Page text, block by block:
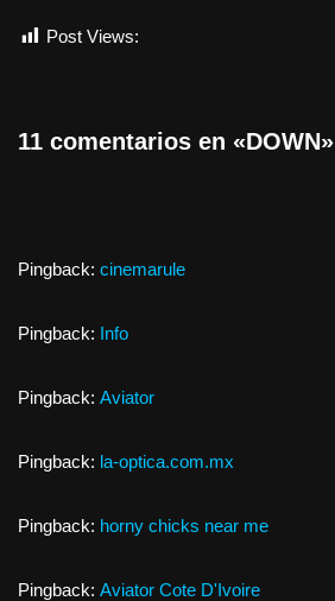
Post Views:
11 comentarios en «DOWN»
Pingback: cinemarule
Pingback: Info
Pingback: Aviator
Pingback: la-optica.com.mx
Pingback: horny chicks near me
Pingback: Aviator Cote D'Ivoire